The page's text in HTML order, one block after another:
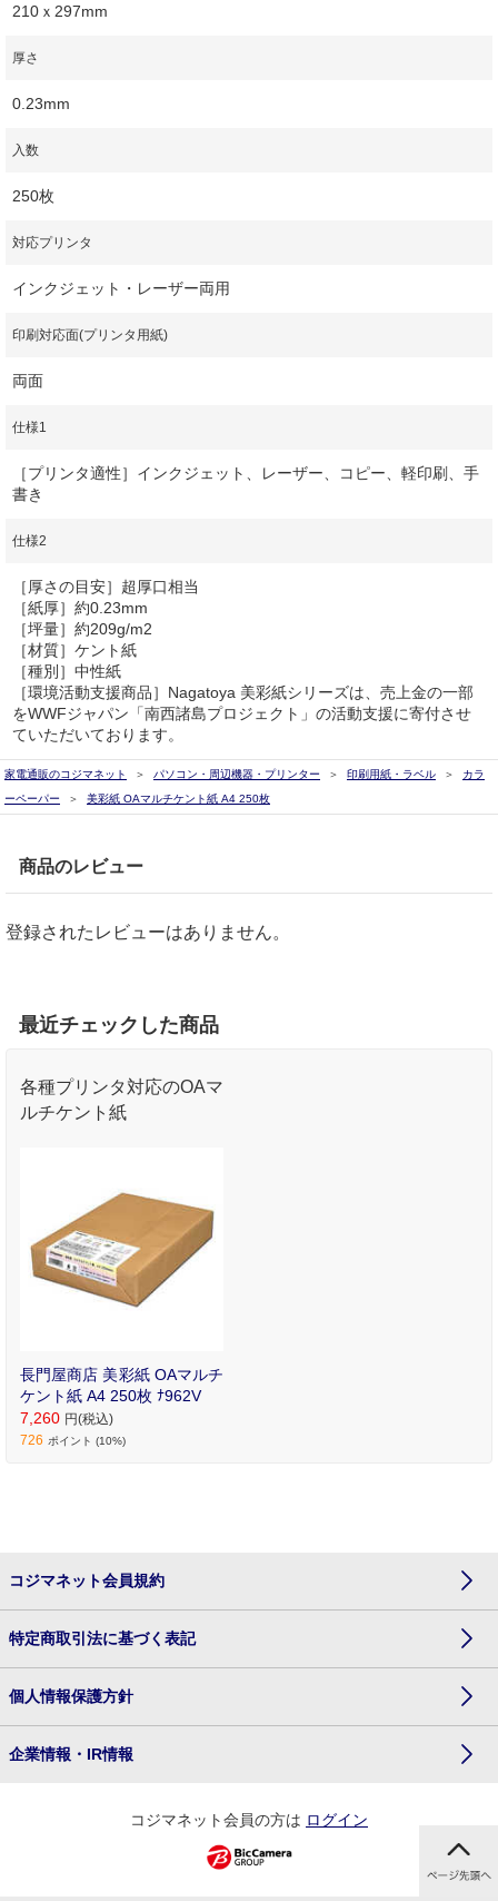
210ｘ297mm
厚さ
0.23mm
入数
250枚
対応プリンタ
インクジェット・レーザー両用
印刷対応面(プリンタ用紙)
両面
仕様1
［プリンタ適性］インクジェット、レーザー、コピー、軽印刷、手
書き
仕様2
［厚さの目安］超厚口相当
［紙厚］約0.23mm
［坪量］約209g/m2
［材質］ケント紙
［種別］中性紙
［環境活動支援商品］Nagatoya 美彩紙シリーズは、売上金の一部
をWWFジャパン「南西諸島プロジェクト」の活動支援に寄付させ
ていただいております。
家電通販のコジマネット パソコン・周辺機器・プリンター 印刷用紙・ラベル
カラ
ーペーパー
美彩紙 OAマルチケント紙 A4 250枚
商品のレビュー
登録されたレビューはありません。
最近チェックした商品
各種プリンタ対応のOAマ
ルチケント紙
長門屋商店 美彩紙 OAマルチ
ケント紙 A4 250枚 ﾅ962V
7,260 円(税込)
726 ポイント (10%)
コジマネット会員規約
特定商取引法に基づく表記
個人情報保護方針
企業情報・IR情報
コジマネット会員の方は ログイン